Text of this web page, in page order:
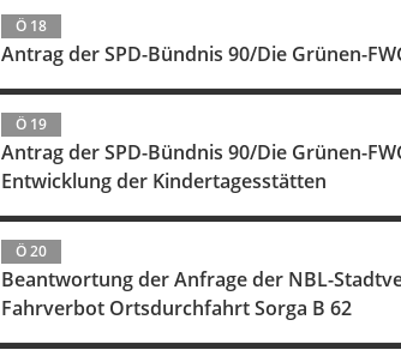
Ö 18
Antrag der SPD-Bündnis 90/Die Grünen-
Ö 19
Antrag der SPD-Bündnis 90/Die Grünen-
Entwicklung der Kindertagesstätten
Ö 20
Beantwortung der Anfrage der NBL-
Fahrverbot Ortsdurchfahrt Sorga B 62